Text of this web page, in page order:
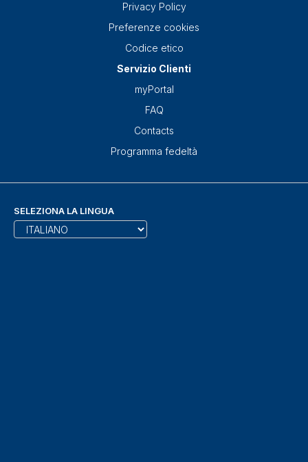
Privacy Policy
Preferenze cookies
Codice etico
Servizio Clienti
myPortal
FAQ
Contacts
Programma fedeltà
SELEZIONA LA LINGUA